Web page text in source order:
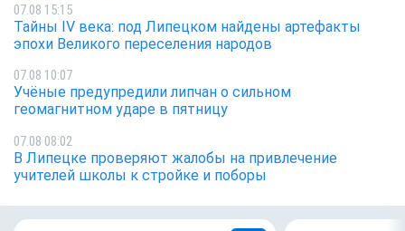
07.08 15:15
Тайны IV века: под Липецком найдены артефакты
эпохи Великого переселения народов
07.08 10:07
Учёные предупредили липчан о сильном
геомагнитном ударе в пятницу
07.08 08:02
В Липецке проверяют жалобы на привлечение
учителей школы к стройке и поборы